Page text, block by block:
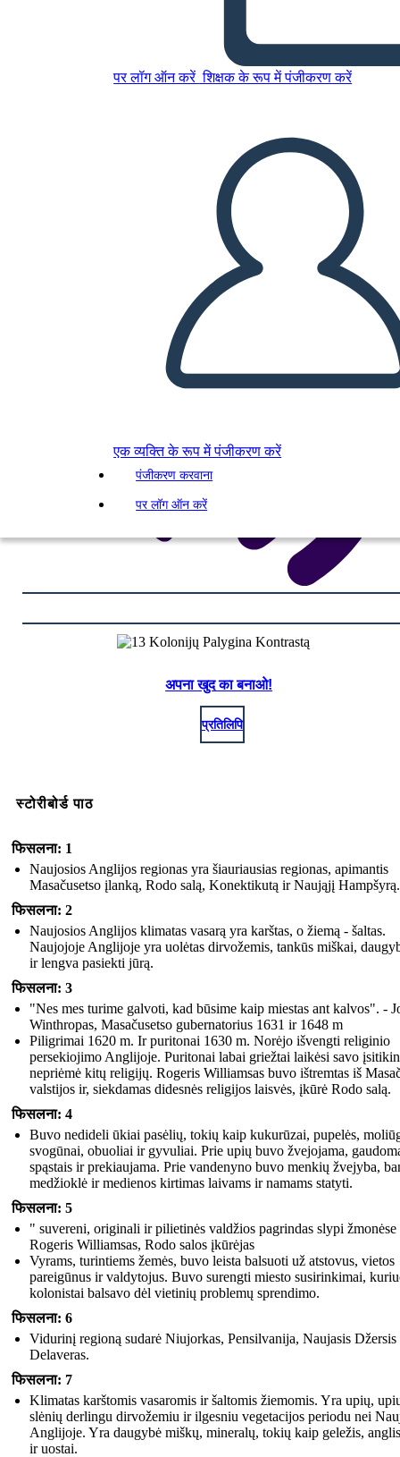
पर लॉग ऑन करें शिक्षक के रूप में पंजीकरण करें
एक व्यक्ति के रूप में पंजीकरण करें
पंजीकरण करवाना
पर लॉग ऑन करें
13 Kolonijų Palygina
Kontrastą
स्टोरीबोर्ड बनाएं
स्लाइड शो चलाएं
मुझे पढ़कर सुनाओ
अपना खुद का बनाओ!
प्रतिलिपि
स्टोरीबोर्ड पाठ
फिसलना: 1
Naujosios Anglijos regionas yra šiauriausias regionas, apimantis
Masačusetso įlanką, Rodo salą, Konektikutą ir Naująjį Hampšyrą.
फिसलना: 2
Naujosios Anglijos klimatas vasarą yra karštas, o žiemą - šaltas.
Naujojoje Anglijoje yra uolėtas dirvožemis, tankūs miškai,
ir lengva pasiekti jūrą.
फिसलना: 3
"Nes mes turime galvoti, kad būsime kaip miestas ant kalvos". -
Winthropas, Masačusetso gubernatorius 1631 ir 1648 m
Piligrimai 1620 m. Ir puritonai 1630 m. Norėjo išvengti religinio
persekiojimo Anglijoje. Puritonai labai griežtai laikėsi savo
nepriėmė kitų religijų. Rogeris Williamsas buvo ištremtas iš
valstijos ir, siekdamas didesnės religijos laisvės, įkūrė Rodo salą.
फिसलना: 4
Buvo nedideli ūkiai pasėlių, tokių kaip kukurūzai, pupelės,
svogūnai, obuoliai ir gyvuliai. Prie upių buvo žvejojama,
spąstais ir prekiaujama. Prie vandenyno buvo menkių žvejyba,
medžioklė ir medienos kirtimas laivams ir namams statyti.
फिसलना: 5
" suvereni, originali ir pilietinės valdžios pagrindas slypi
Rogeris Williamsas, Rodo salos įkūrėjas
Vyrams, turintiems žemės, buvo leista balsuoti už atstovus, vietos
pareigūnus ir valdytojus. Buvo surengti miesto susirinkimai,
kolonistai balsavo dėl vietinių problemų sprendimo.
फिसलना: 6
Vidurinį regioną sudarė Niujorkas, Pensilvanija, Naujasis Džersis
Delaveras.
फिसलना: 7
Klimatas karštomis vasaromis ir šaltomis žiemomis. Yra upių,
slėnių derlingu dirvožemiu ir ilgesniu vegetacijos periodu nei
Anglijoje. Yra daugybė miškų, mineralų, tokių kaip geležis,
ir uostai.